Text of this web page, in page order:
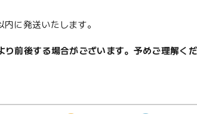
に発送いたします。
前後する場合がございます。予めご理解くだ